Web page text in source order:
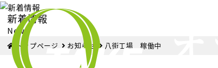
新着情報
News
トップページ お知らせ 八街工場 稼働中